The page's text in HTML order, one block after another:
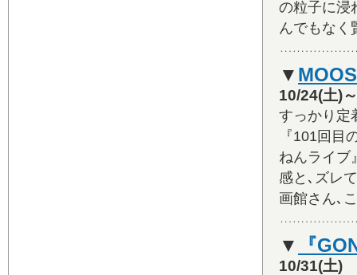
の粒子に浸
んでもなく
▼
10/24(土)
すっかり定
『101回目
ねんライブ
感と､ズレ
画館さん､
▼ 『
10/31(土)